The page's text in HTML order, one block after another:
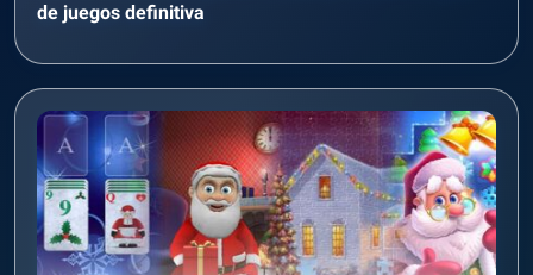
de juegos definitiva